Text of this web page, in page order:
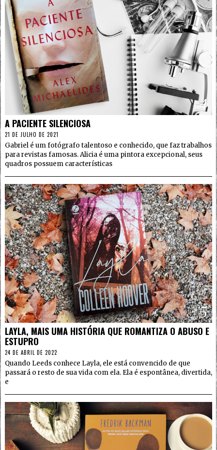
4
A PACIENTE SILENCIOSA
21 DE JULHO DE 2021
Gabriel é um fotógrafo talentoso e conhecido, que faz trabalhos
para revistas famosas. Alicia é uma pintora excepcional, seus
quadros possuem características
5
LAYLA, MAIS UMA HISTÓRIA QUE ROMANTIZA O ABUSO E
ESTUPRO
24 DE ABRIL DE 2022
Quando Leeds conhece Layla, ele está convencido de que
passará o resto de sua vida com ela. Ela é espontânea, divertida,
e